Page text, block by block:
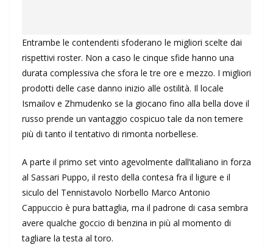
Entrambe le contendenti sfoderano le migliori scelte dai
rispettivi roster. Non a caso le cinque sfide hanno una
durata complessiva che sfora le tre ore e mezzo. I migliori
prodotti delle case danno inizio alle ostilità. Il locale
Ismailov e Zhmudenko se la giocano fino alla bella dove il
russo prende un vantaggio cospicuo tale da non temere
più di tanto il tentativo di rimonta norbellese.
A parte il primo set vinto agevolmente dall’italiano in forza
al Sassari Puppo, il resto della contesa fra il ligure e il
siculo del Tennistavolo Norbello Marco Antonio
Cappuccio è pura battaglia, ma il padrone di casa sembra
avere qualche goccio di benzina in più al momento di
tagliare la testa al toro.